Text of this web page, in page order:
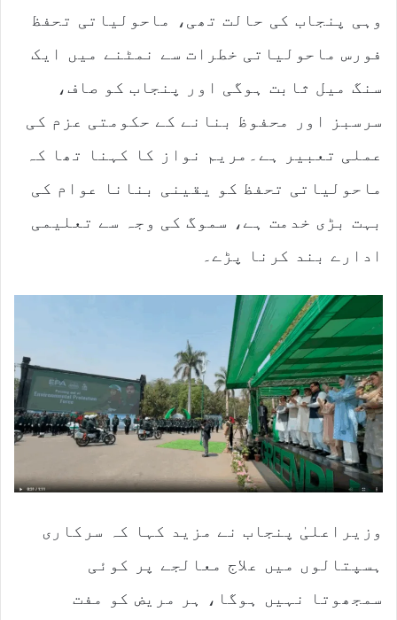
وہی پنجاب کی حالت تھی، ماحولیاتی تحفظ
فورس ماحولیاتی خطرات سے نمٹنے میں ایک
سنگ میل ثابت ہوگی اور پنجاب کو صاف،
سرسبز اور محفوظ بنانے کے حکومتی عزم کی
عملی تعبیر ہے۔مریم نواز کا کہنا تھا کہ
ماحولیاتی تحفظ کو یقینی بنانا عوام کی
بہت بڑی خدمت ہے، سموگ کی وجہ سے تعلیمی
ادارے بند کرنا پڑے۔
وزیراعلیٰ پنجاب نے مزید کہا کہ سرکاری
ہسپتالوں میں علاج معالجے پر کوئی
سمجھوتا نہیں ہوگا، ہر مریض کو مفت